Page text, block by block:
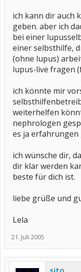
ich kann dir auch
geben. aber ich
bei einer
einer selbsthilfe,
(ohne lupus)
lupus-live fragen
ich könnte mir
weiterhelfen
nephrologen
es ja erfahrungen
ich wünsche dir,
dir klar werden
beste für dich ist.
liebe grüße und
Lela
21. Juli 2005